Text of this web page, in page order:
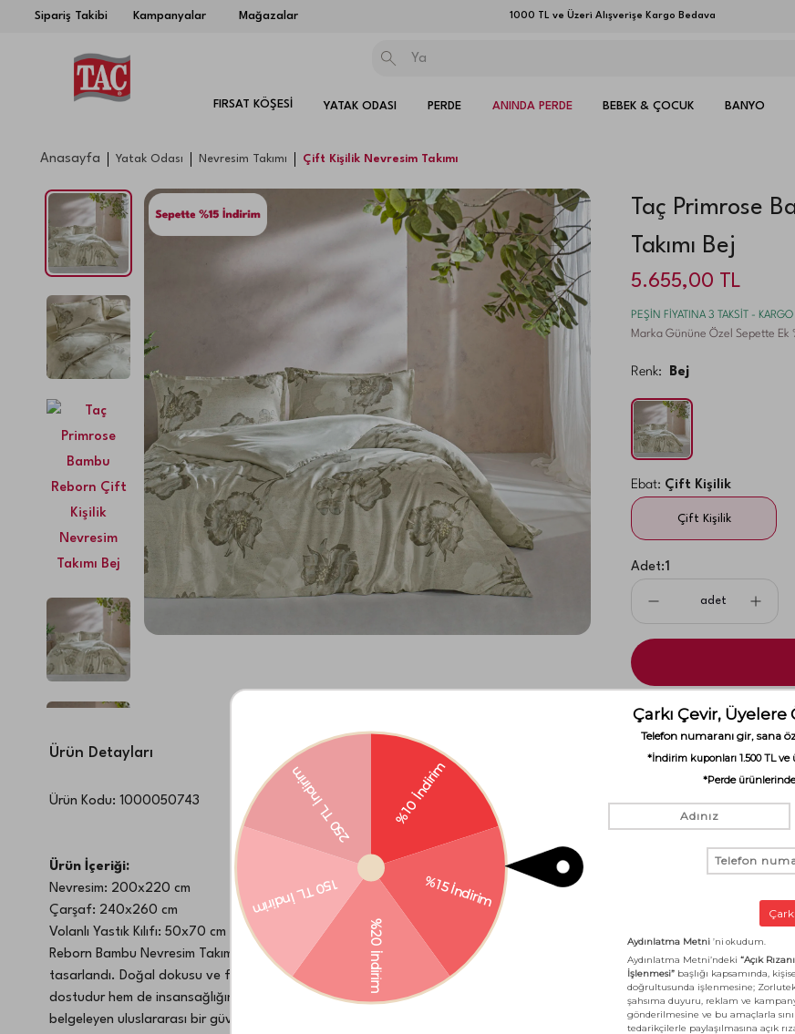
Sipariş Takibi Kampanyalar Mağazalar 1000 TL ve Üzeri Alışverişe Kargo Bedava
FIRSAT KÖŞESİ YATAK ODASI PERDE ANINDA PERDE BEBEK & ÇOCUK BANYO
Anasayfa Yatak Odası Nevresim Takımı Çift Kişilik Nevresim Takımı
Taç Primrose
Takımı Bej
5.655,00 TL
PEŞİN FİYATINA 3 TAKSİT - KARGO
Marka Gününe Özel Sepette Ek
Renk: Bej
Ebat: Çift Kişilik
Çift Kişilik
Adet:1
adet
Ürün Detayları
Ürün Kodu: 1000050743
Ürün İçeriği:
Nevresim: 200x220 cm
Çarşaf: 240x260 cm
Volanlı Yastık Kılıfı: 50x70 cm 2 Adet
Reborn Bambu Nevresim Takımı – Doğanın Mucizelerinden İlhamla Bambu nevresim takımı, Reborn koleksiyonunun
tasarlandı. Doğal dokusu ve ferahlatıcı yapısıyla konforlu bir uyku sunarken,çevreye duyarlı yaklaşımıyla da fark yaratır.
dostudur hem de insansağlığına zararlı maddeler içermez olduğunu belgeler. MIG etiketi, ürünün sürdürülebilir yöntemlerle
belgeleyen uluslararası bir güven simgesidir. Nefes alabilen yapıya sahiptir, uyku sırasındaferah bir deneyim sunar. Cilde